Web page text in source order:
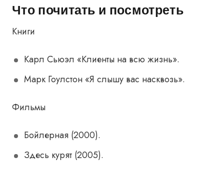
Что почитать и посмотреть
Книги
Карл Сьюэл «Клиенты на всю жизнь».
Марк Гоулстон «Я слышу вас насквозь».
Фильмы
Бойлерная (2000).
Здесь курят (2005).